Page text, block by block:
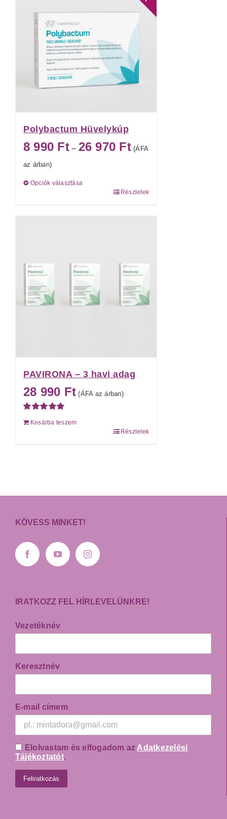
Polybactum Hüvelykúp
8 990 Ft – 26 970 FtÁrtartomány:
(ÁFA
az árban)
Opciók választása
van.
A
változatok
a
Részletek
PAVIRONA – 3 havi adag
Értékelés:
5.00/ 5
28 990 Ft (ÁFA az árban)
Kosárba teszem
Részletek
KÖVESS MINKET!
IRATKOZZ FEL HÍRLEVELÜNKRE!
Vezetéknév
Keresztnév
E-mail címem
Elolvastam és elfogadom az Adatkezelési
Tájékoztatót.